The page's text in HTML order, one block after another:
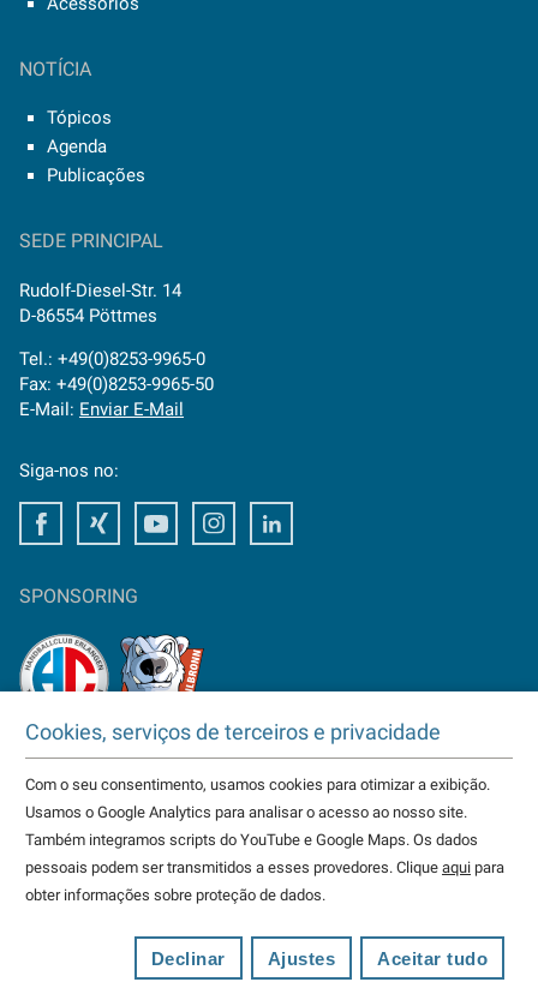
NOTÍCIA
Tópicos
Agenda
Publicações
SEDE PRINCIPAL
Rudolf-Diesel-Str. 14
D-86554 Pöttmes
Tel.: +49(0)8253-9965-0
Fax: +49(0)8253-9965-50
E-Mail: Enviar E-Mail
Siga-nos no:
FacebookXing Youtube Instagram
SPONSORING
TAKTOMAT ist Partner von
HC Erlangen
Eisbären Heilbronn
weitere...
Avisos Legais
Política de Privacidade
Termos e
Condições de Uso
Configurações de cookies
Idioma:
Cookies, serviços de terceiros e privacidade
Com o seu consentimento, usamos cookies para otimizar a exibição.
Usamos o Google Analytics para analisar o acesso ao nosso site.
Também integramos scripts do YouTube e Google Maps. Os dados
pessoais podem ser transmitidos a esses provedores. Clique aqui para
obter informações sobre proteção de dados.
Declinar Ajustes Aceitar tudo